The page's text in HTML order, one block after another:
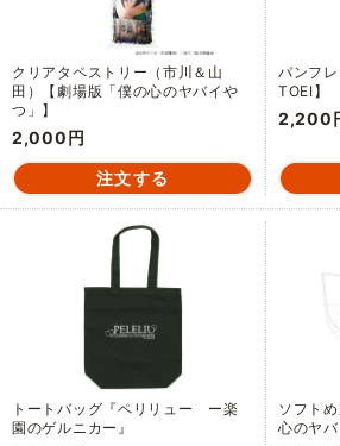
クリアタペストリー（市川＆山
田）【劇場版「僕の心のヤバイや
つ」】
2,000円
パンフ
TOEI】
2,200
トートバッグ『ペリリュー ー楽
園のゲルニカー』
ソフト
心のヤバ